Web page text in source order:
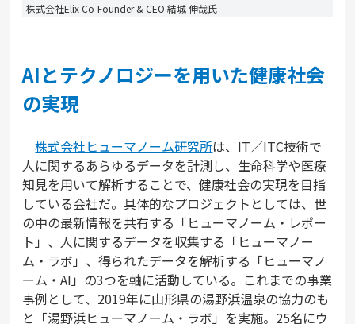
株式会社Elix Co-Founder & CEO 結城 伸哉氏
AIとテクノロジーを用いた健康社会
の実現
株式会社ヒューマノーム研究所は、IT／ITC技術で
人に関するあらゆるデータを計測し、生命科学や医療
知見を用いて解析することで、健康社会の実現を目指
している会社だ。具体的なプロジェクトとしては、世
の中の最新情報を共有する「ヒューマノーム・レポー
ト」、人に関するデータを収集する「ヒューマノー
ム・ラボ」、得られたデータを解析する「ヒューマノ
ーム・AI」の3つを軸に活動している。これまでの事業
事例として、2019年に山形県の湯野浜温泉の協力のも
と「湯野浜ヒューマノーム・ラボ」を実施。25名にウ